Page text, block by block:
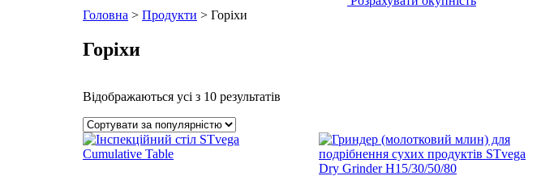
Головна > Продукти > Горіхи
Горіхи
Відображаються усі з 10 результатів